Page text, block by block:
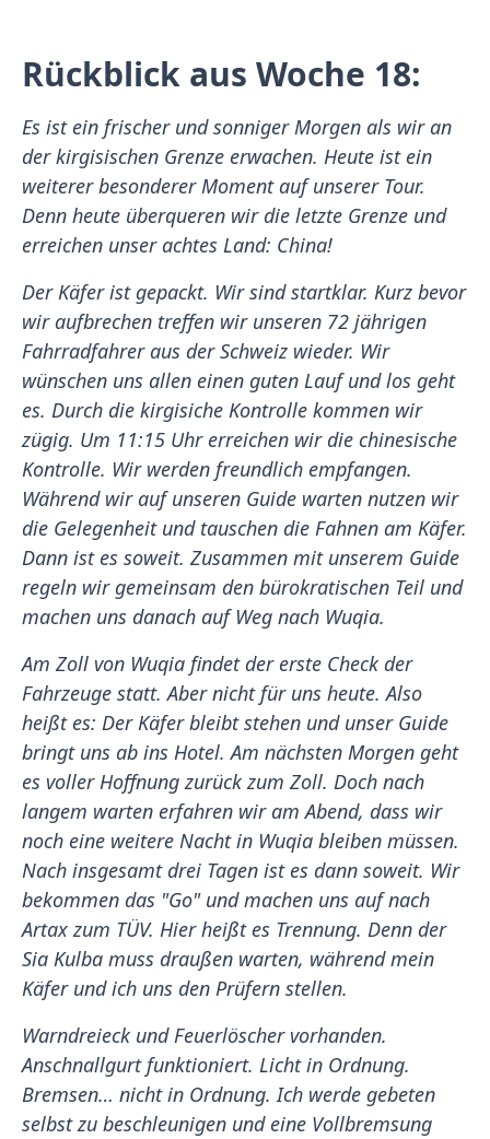
Rückblick aus Woche 18:
Es ist ein frischer und sonniger Morgen als wir an
der kirgisischen Grenze erwachen. Heute ist ein
weiterer besonderer Moment auf unserer Tour.
Denn heute überqueren wir die letzte Grenze und
erreichen unser achtes Land: China!
Der Käfer ist gepackt. Wir sind startklar. Kurz bevor
wir aufbrechen treffen wir unseren 72 jährigen
Fahrradfahrer aus der Schweiz wieder. Wir
wünschen uns allen einen guten Lauf und los geht
es. Durch die kirgisiche Kontrolle kommen wir
zügig. Um 11:15 Uhr erreichen wir die chinesische
Kontrolle. Wir werden freundlich empfangen.
Während wir auf unseren Guide warten nutzen wir
die Gelegenheit und tauschen die Fahnen am Käfer.
Dann ist es soweit. Zusammen mit unserem Guide
regeln wir gemeinsam den bürokratischen Teil und
machen uns danach auf Weg nach Wuqia.
Am Zoll von Wuqia findet der erste Check der
Fahrzeuge statt. Aber nicht für uns heute. Also
heißt es: Der Käfer bleibt stehen und unser Guide
bringt uns ab ins Hotel. Am nächsten Morgen geht
es voller Hoffnung zurück zum Zoll. Doch nach
langem warten erfahren wir am Abend, dass wir
noch eine weitere Nacht in Wuqia bleiben müssen.
Nach insgesamt drei Tagen ist es dann soweit. Wir
bekommen das "Go" und machen uns auf nach
Artax zum TÜV. Hier heißt es Trennung. Denn der
Sia Kulba muss draußen warten, während mein
Käfer und ich uns den Prüfern stellen.
Warndreieck und Feuerlöscher vorhanden.
Anschnallgurt funktioniert. Licht in Ordnung.
Bremsen… nicht in Ordnung. Ich werde gebeten
selbst zu beschleunigen und eine Vollbremsung